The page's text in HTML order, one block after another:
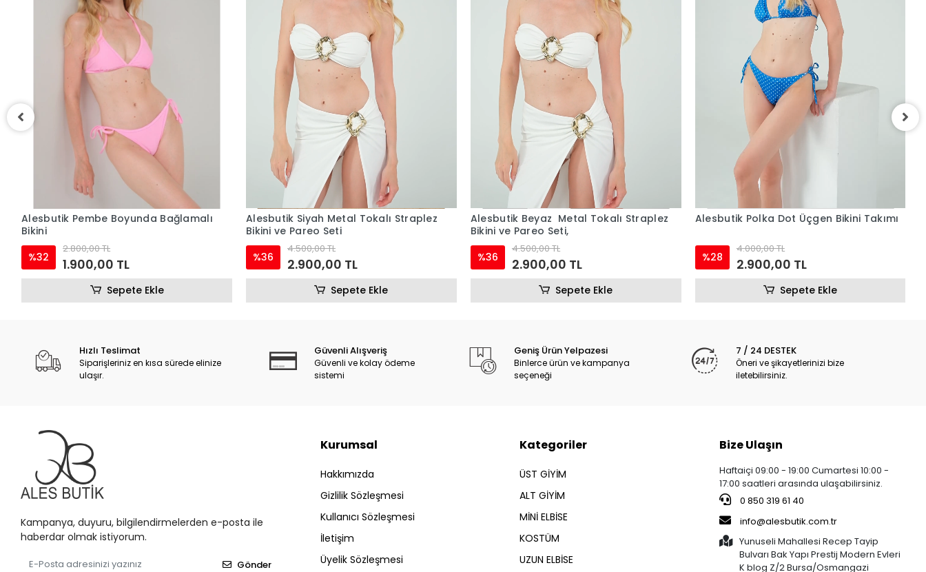
Alesbutik Pembe Boyunda Bağlamalı
Bikini
%32
2.800,00 TL
1.900,00 TL
Sepete Ekle
Alesbutik Siyah Metal Tokalı Straplez
Bikini ve Pareo Seti
%36
4.500,00 TL
2.900,00 TL
Sepete Ekle
Alesbutik Beyaz Metal Tokalı Straplez
Bikini ve Pareo Seti,
%36
4.500,00 TL
2.900,00 TL
Sepete Ekle
Alesbutik Polka Dot Üçgen Bikini Takımı
%28
4.000,00 TL
2.900,00 TL
Sepete Ekle
Hızlı Teslimat
Siparişleriniz en kısa sürede elinize
ulaşır.
Güvenli Alışveriş
Güvenli ve kolay ödeme
sistemi
Geniş Ürün Yelpazesi
Binlerce ürün ve kampanya
seçeneği
7 / 24 DESTEK
Öneri ve şikayetlerinizi bize
iletebilirsiniz.
Kampanya, duyuru, bilgilendirmelerden e-posta ile
haberdar olmak istiyorum.
Gönder
Kurumsal
Hakkımızda
Gizlilik Sözleşmesi
Kullanıcı Sözleşmesi
İletişim
Üyelik Sözleşmesi
Kategoriler
ÜST GİYİM
ALT GİYİM
MİNİ ELBİSE
KOSTÜM
UZUN ELBİSE
Bize Ulaşın
Haftaiçi 09:00 - 19:00 Cumartesi 10:00 -
17:00 saatleri arasında ulaşabilirsiniz.
0 850 319 61 40
info@alesbutik.com.tr
Yunuseli Mahallesi Recep Tayip
Bulvarı Bak Yapı Prestij Modern Evleri
K blog Z/2 Bursa/Osmangazi